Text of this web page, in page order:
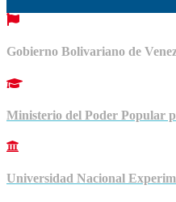
Gobierno Bolivariano de
Ministerio del Poder Popular
Universidad Nacional